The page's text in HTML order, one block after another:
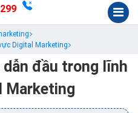
Digital Marketing
đầu trong lĩnh
Marketing